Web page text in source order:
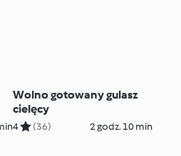
Wolno gotowany gulasz
cielęcy
4 (36) 2 godz. 10 min